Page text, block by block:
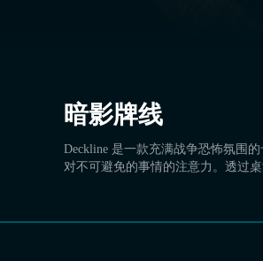
暗影牌线
Deckline 是一款充满战争恐怖氛围
对不可避免的事情的注意力。透过